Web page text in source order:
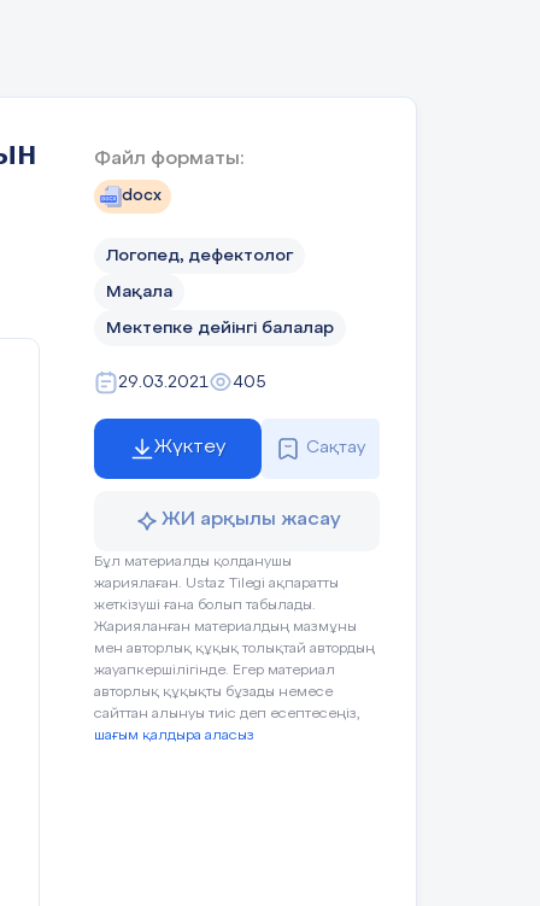
Файл форматы:
docx
Логопед, дефектолог
Мақала
Мектепке дейінгі балалар
29.03.2021 405
Жүктеу Сақтау
ЖИ арқылы жасау
Бұл материалды қолданушы
жариялаған. Ustaz Tilegi ақпаратты
жеткізуші ғана болып табылады.
Жарияланған материалдың мазмұны
мен авторлық құқық толықтай автордың
жауапкершілігінде. Егер материал
авторлық құқықты бұзады немесе
сайттан алынуы тиіс деп есептесеңіз,
шағым қалдыра аласыз